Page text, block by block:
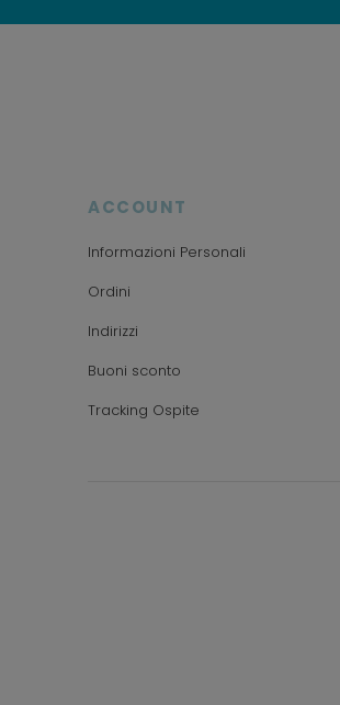
ACCOUNT
Informazioni Personali
Ordini
Indirizzi
Buoni sconto
Tracking Ospite